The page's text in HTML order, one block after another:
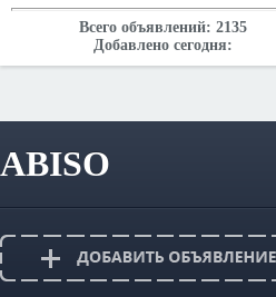
Всего объявлений: 2135
Добавлено сегодня:
ABISO